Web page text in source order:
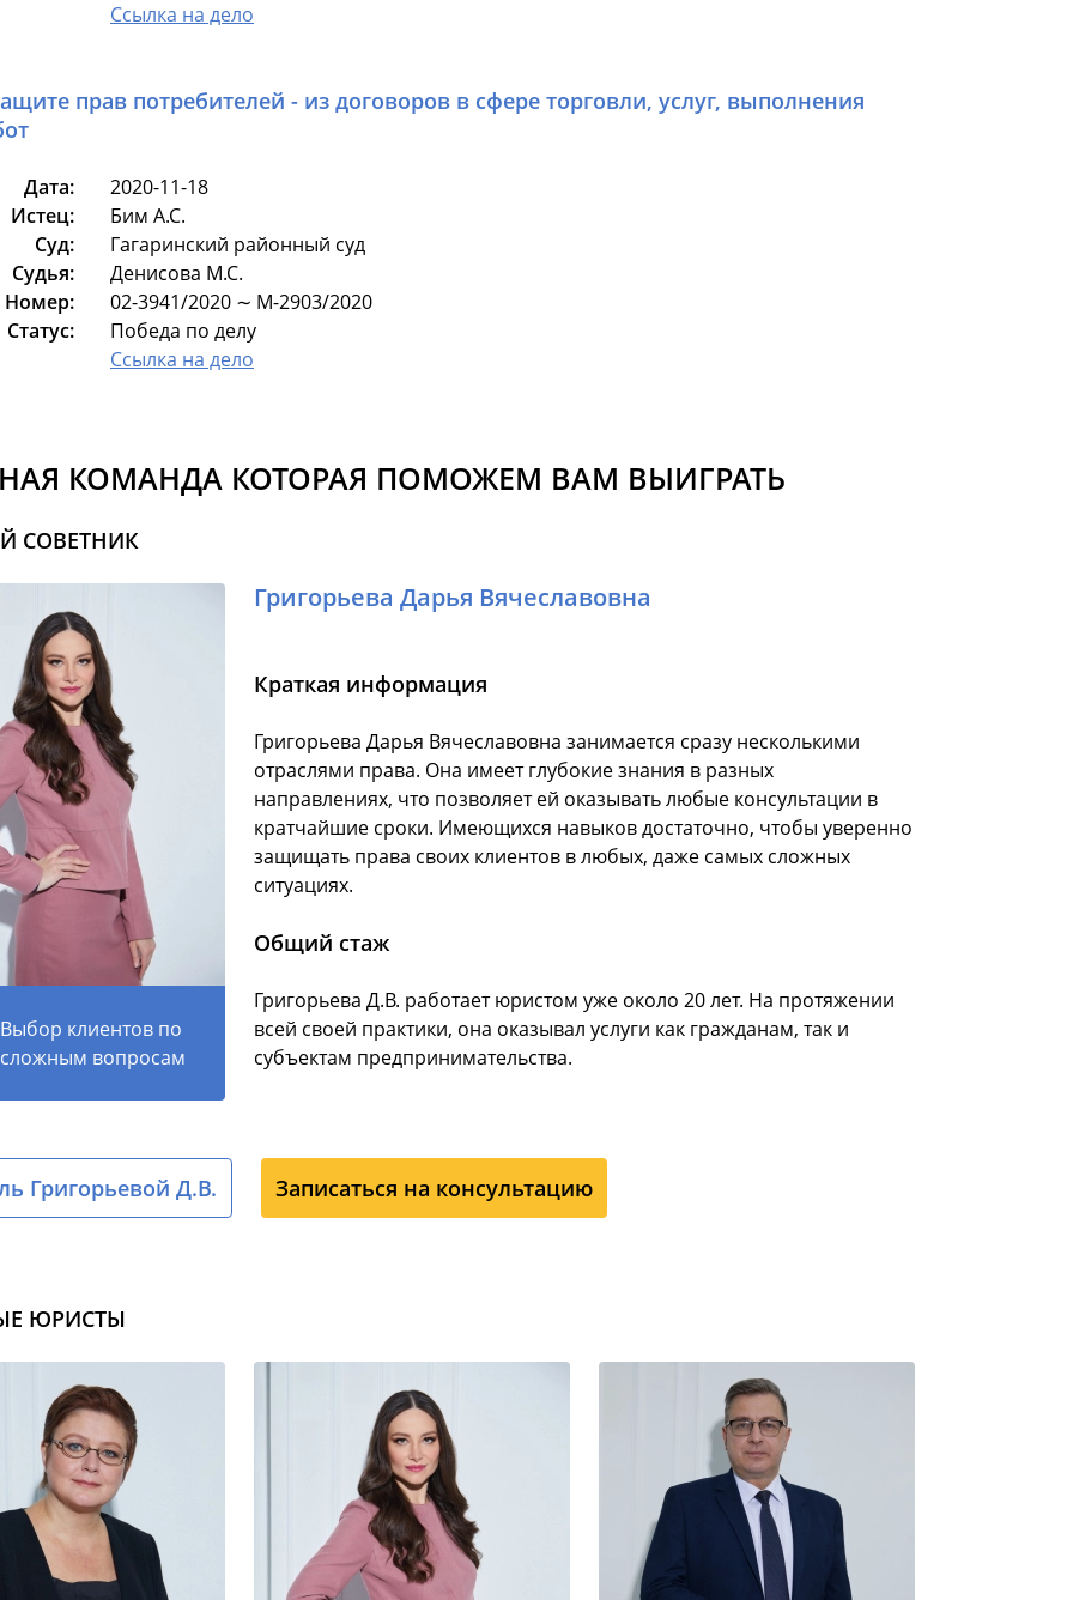
Ссылка на дело
прав потребителей - из договоров в сфере торговли, услуг, выполнения
Дата:
2020-11-18
Истец:
Бим А.С.
Суд:
Гагаринский районный суд
Судья:
Денисова М.С.
Номер:
02-3941/2020 ∼ М-2903/2020
Статус:
Победа по делу
Ссылка на дело
КОМАНДА КОТОРАЯ ПОМОЖЕМ ВАМ ВЫИГРАТЬ
СОВЕТНИК
Выбор клиентов по
сложным вопросам
Григорьева Дарья Вячеславовна
Краткая информация
Григорьева Дарья Вячеславовна занимается сразу несколькими
отраслями права. Она имеет глубокие знания в разных
направлениях, что позволяет ей оказывать любые консультации в
кратчайшие сроки. Имеющихся навыков достаточно, чтобы уверенно
защищать права своих клиентов в любых, даже самых сложных
ситуациях.
Общий стаж
Григорьева Д.В. работает юристом уже около 20 лет. На протяжении
всей своей практики, она оказывал услуги как гражданам, так и
субъектам предпринимательства.
Григорьевой Д.В. Записаться на консультацию
ЮРИСТЫ